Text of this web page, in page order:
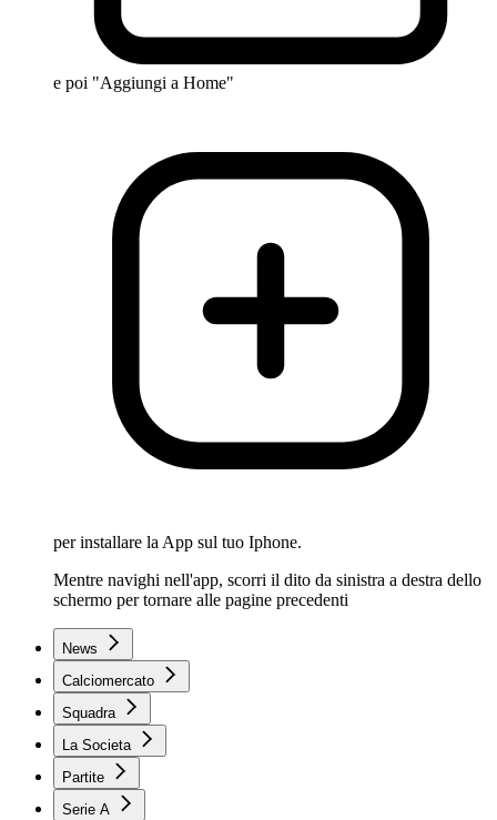
e poi "Aggiungi a Home"
per installare la App sul tuo Iphone.
Mentre navighi nell'app, scorri il dito da sinistra a destra dello
schermo per tornare alle pagine precedenti
News
Calciomercato
Squadra
La Societa
Partite
Serie A